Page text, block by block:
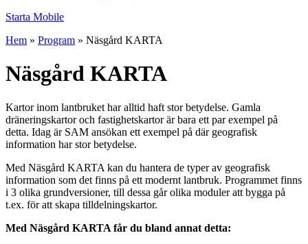
Starta Mobile
Hem » Program » Näsgård KARTA
Näsgård KARTA
Kartor inom lantbruket har alltid haft stor betydelse. Gamla
dräneringskartor och fastighetskartor är bara ett par exempel på
detta. Idag är SAM ansökan ett exempel på där geografisk
information har stor betydelse.
Med Näsgård KARTA kan du hantera de typer av geografisk
information som det finns på ett modernt lantbruk. Programmet finns
i 3 olika grundversioner, till dessa går olika moduler att bygga på
t.ex. för att skapa tilldelningskartor.
Med Näsgård KARTA får du bland annat detta: